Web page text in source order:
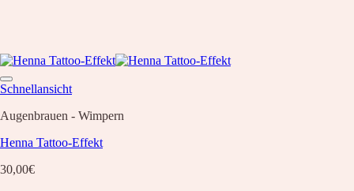
Schnellansicht
Augenbrauen - Wimpern
Henna Tattoo-Effekt
30,00€